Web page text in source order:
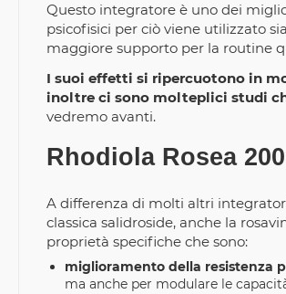
Questo integratore è uno dei
psicofisici per ciò viene utilizzato
maggiore supporto per la routine
I suoi effetti si ripercuotono in
inoltre ci sono molteplici studi
vedremo avanti.
Rhodiola Rosea
A differenza di molti altri
classica salidroside, anche la
proprietà specifiche che sono:
miglioramento della resistenza
ma anche per modulare le